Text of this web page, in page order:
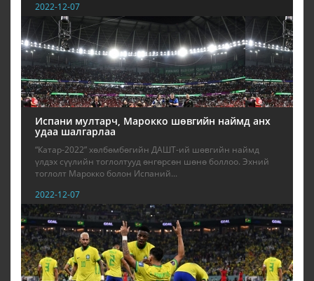
2022-12-07
Испани мултарч, Марокко шөвгийн наймд анх
удаа шалгарлаа
“Катар-2022” хөлбөмбөгийн ДАШТ-ий шөвгийн наймд
үлдэх сүүлийн тоглолтууд өнгөрсөн шөнө боллоо. Эхний
тоглолт Марокко болон Испаний...
2022-12-07